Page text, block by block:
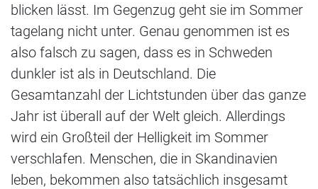
blicken lässt. Im Gegenzug geht sie im Sommer
tagelang nicht unter. Genau genommen ist es
also falsch zu sagen, dass es in Schweden
dunkler ist als in Deutschland. Die
Gesamtanzahl der Lichtstunden über das ganze
Jahr ist überall auf der Welt gleich. Allerdings
wird ein Großteil der Helligkeit im Sommer
verschlafen. Menschen, die in Skandinavien
leben, bekommen also tatsächlich insgesamt